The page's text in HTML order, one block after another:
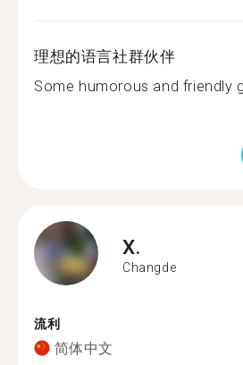
理想的语言社群伙伴
Some humorous and friendly
X.
Changde
流利
简体中文